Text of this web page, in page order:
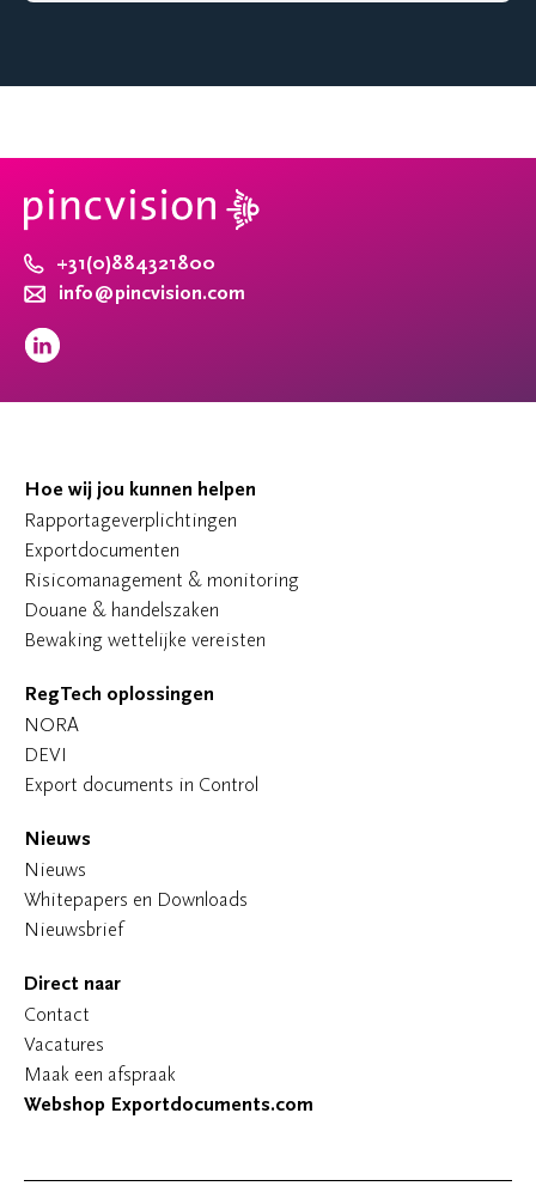
+31(0)884321800
info@pincvision.com
Hoe wij jou kunnen helpen
Rapportageverplichtingen
Exportdocumenten
Risicomanagement & monitoring
Douane & handelszaken
Bewaking wettelijke vereisten
RegTech oplossingen
NORA
DEVI
Export documents in Control
Nieuws
Nieuws
Whitepapers en Downloads
Nieuwsbrief
Direct naar
Contact
Vacatures
Maak een afspraak
Webshop Exportdocuments.com